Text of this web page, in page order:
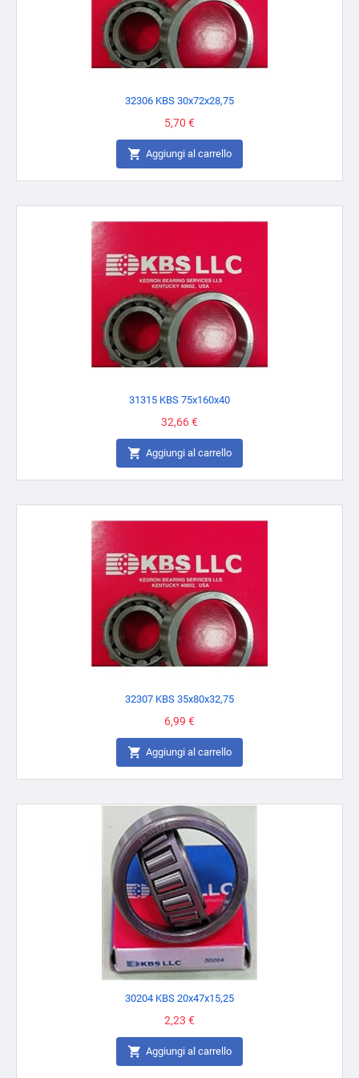
32306 KBS 30x72x28,75
Prezzo
5,70 €
 Aggiungi al carrello
31315 KBS 75x160x40
Prezzo
32,66 €
 Aggiungi al carrello
32307 KBS 35x80x32,75
Prezzo
6,99 €
 Aggiungi al carrello
30204 KBS 20x47x15,25
Prezzo
2,23 €
 Aggiungi al carrello